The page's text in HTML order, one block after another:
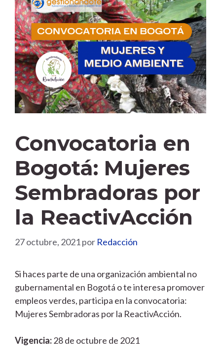
Convocatoria en
Bogotá: Mujeres
Sembradoras por
la ReactivAcción
27 octubre, 2021por Redacción
Si haces parte de una organización ambiental no
gubernamental en Bogotá o te interesa promover
empleos verdes, participa en la convocatoria:
Mujeres Sembradoras por la ReactivAcción.
Vigencia:28 de octubre de 2021